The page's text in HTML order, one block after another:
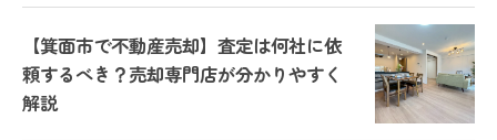
【箕面市で不動産売却】査定は何社に依
頼するべき？売却専門店が分かりやすく
解説